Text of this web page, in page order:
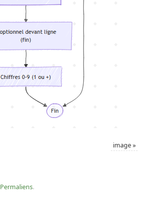
image»
Permaliens.